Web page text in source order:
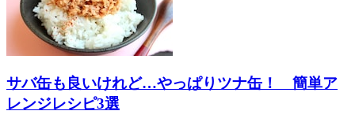
サバ缶も良いけれど…やっぱりツナ缶！ 簡単ア
レンジレシピ3選